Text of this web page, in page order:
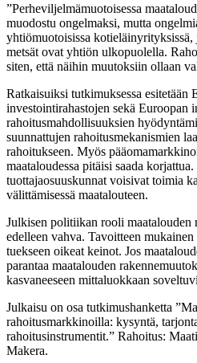
”Perheviljelmämuotoisessa
muodostu ongelmaksi, mutta
yhtiömuotoisissa kotieläinyrityksissä,
metsät ovat yhtiön ulkopuolella.
siten, että näihin muutoksiin ollaan
Ratkaisuiksi tutkimuksessa esitetään
investointirahastojen sekä Euroopan
rahoitusmahdollisuuksien
suunnattujen rahoitusmekanismien
rahoitukseen. Myös
maataloudessa pitäisi saada
tuottajaosuuskunnat voisivat toimia
välittämisessä maatalouteen.
Julkisen politiikan rooli maatalouden
edelleen vahva. Tavoitteen
tuekseen oikeat keinot. Jos
parantaa maatalouden
kasvaneeseen mittaluokkaan
Julkaisu on osa tutkimushanketta
rahoitusmarkkinoilla: kysyntä,
rahoitusinstrumentit.” Rahoitus:
Makera.